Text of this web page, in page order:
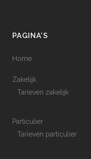
PAGINA’S
Home
Zakelijk
Tarieven zakelijk
Particulier
Tarieven particulier